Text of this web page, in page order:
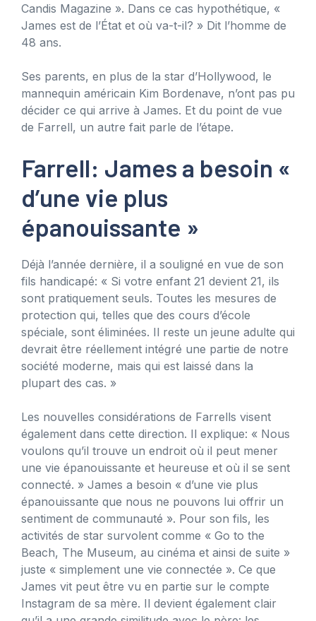
Candis Magazine ». Dans ce cas hypothétique, «
James est de l’État et où va-t-il? » Dit l’homme de
48 ans.
Ses parents, en plus de la star d’Hollywood, le
mannequin américain Kim Bordenave, n’ont pas pu
décider ce qui arrive à James. Et du point de vue
de Farrell, un autre fait parle de l’étape.
Farrell: James a besoin «
d’une vie plus
épanouissante »
Déjà l’année dernière, il a souligné en vue de son
fils handicapé: « Si votre enfant 21 devient 21, ils
sont pratiquement seuls. Toutes les mesures de
protection qui, telles que des cours d’école
spéciale, sont éliminées. Il reste un jeune adulte qui
devrait être réellement intégré une partie de notre
société moderne, mais qui est laissé dans la
plupart des cas. »
Les nouvelles considérations de Farrells visent
également dans cette direction. Il explique: « Nous
voulons qu’il trouve un endroit où il peut mener
une vie épanouissante et heureuse et où il se sent
connecté. » James a besoin « d’une vie plus
épanouissante que nous ne pouvons lui offrir un
sentiment de communauté ». Pour son fils, les
activités de star survolent comme « Go to the
Beach, The Museum, au cinéma et ainsi de suite »
juste « simplement une vie connectée ». Ce que
James vit peut être vu en partie sur le compte
Instagram de sa mère. Il devient également clair